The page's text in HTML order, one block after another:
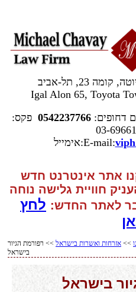
Igal Alon 65, Toyota
דחופים: 0542237766 פקס:
אימייל:E-mail:
אתר אינטרנט חדש
חוויית גלישה נוחה
לאתר החדש: לחץ
>> אזרחות ואשרות בישראל >> רפורמת הגיור
בישראל
בישראל